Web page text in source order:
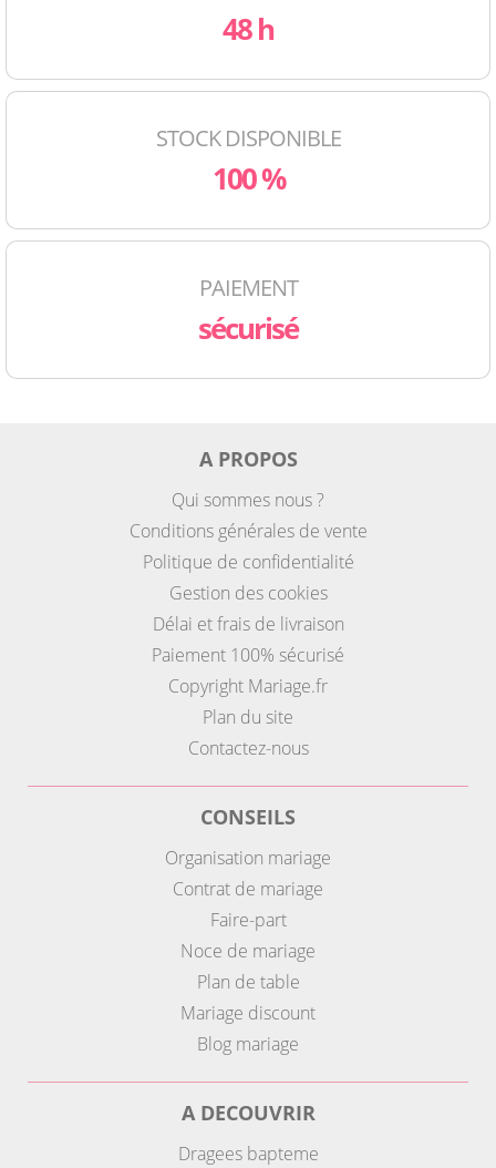
48 h
STOCK DISPONIBLE
100 %
PAIEMENT
sécurisé
A PROPOS
Qui sommes nous ?
Conditions générales de vente
Politique de confidentialité
Gestion des cookies
Délai et frais de livraison
Paiement 100% sécurisé
Copyright Mariage.fr
Plan du site
Contactez-nous
CONSEILS
Organisation mariage
Contrat de mariage
Faire-part
Noce de mariage
Plan de table
Mariage discount
Blog mariage
A DECOUVRIR
Dragees bapteme